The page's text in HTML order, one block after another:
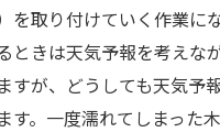
を取り付けていく作業に
ときは天気予報を考えな
すが、どうしても天気予
す。一度濡れてしまった